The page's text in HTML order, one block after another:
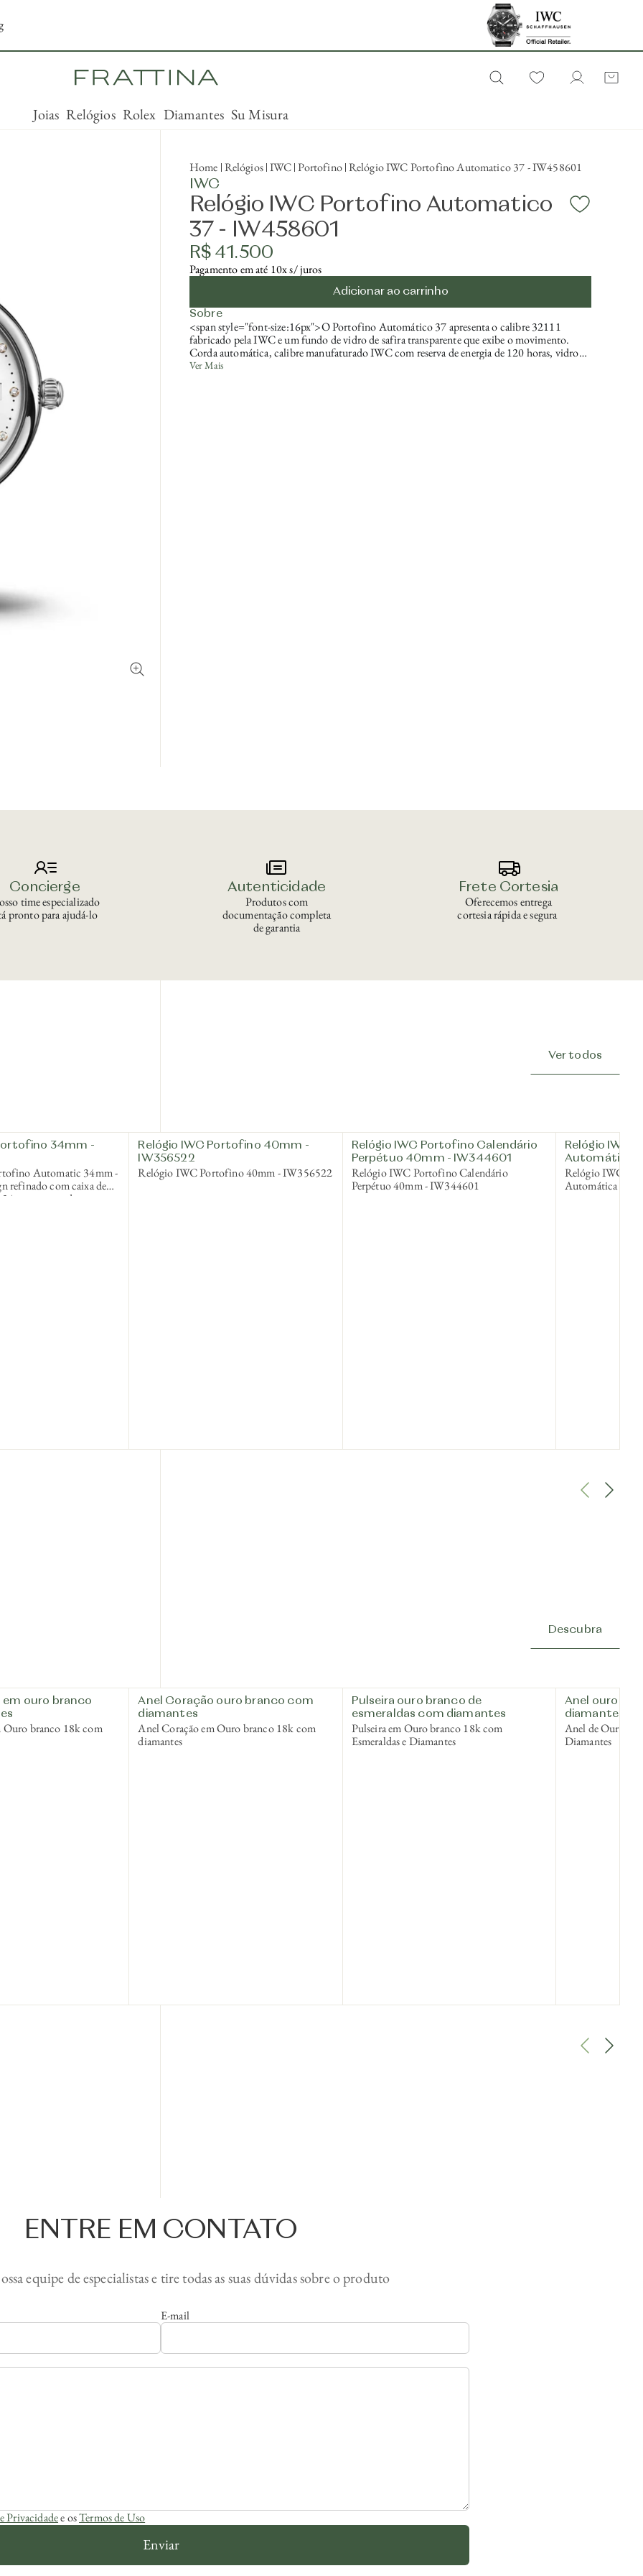
Joias Relógios Rolex Diamantes Su Misura
Home Relógios IWC Portofino Relógio IWC Portofino Automatico 37 - IW458601
IWC
Relógio IWC Portofino Automatico
37 - IW458601
R$ 41.500
Pagamento em até 10x s/ juros
Adicionar ao carrinho
Sobre
<span style="font-size:16px">O Portofino Automático 37 apresenta o calibre 32111
fabricado pela IWC e um fundo de vidro de safira transparente que exibe o movimento.
Corda automática, calibre manufaturado IWC com reserva de energia de 120 horas, vidro
de safira, bombeado, antirreflexo de ambos os lados, fundo transparente com vidro de
Ver Mais
Concierge
time especializado
pronto para ajudá-lo
Autenticidade
Produtos com
documentação completa
de garantia
Frete Cortesia
Oferecemos entrega
cortesia rápida e segura
Ver todos
34mm -
Automatic 34mm -
refinado com caixa de
34mm, mostrador
Relógio IWC Portofino 40mm -
IW356522
Relógio IWC Portofino 40mm - IW356522
Relógio IWC Portofino Calendário
Perpétuo 40mm - IW344601
Relógio IWC Portofino Calendário
Perpétuo 40mm - IW344601
Relógio IWC
Automática
Relógio IWC
Automática
Descubra
em ouro branco
Ouro branco 18k com
Anel Coração ouro branco com
diamantes
Anel Coração em Ouro branco 18k com
diamantes
Pulseira ouro branco de
esmeraldas com diamantes
Pulseira em Ouro branco 18k com
Esmeraldas e Diamantes
Anel ouro
diamantes
Anel de Ouro
Diamantes
ENTRE EM CONTATO
equipe de especialistas e tire todas as suas dúvidas sobre o produto
E-mail
Privacidadee osTermos de Uso
Enviar